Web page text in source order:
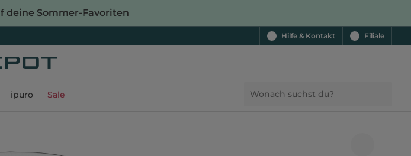
deine Sommer-Favoriten
Hilfe & Kontakt Filiale
ipuro Sale